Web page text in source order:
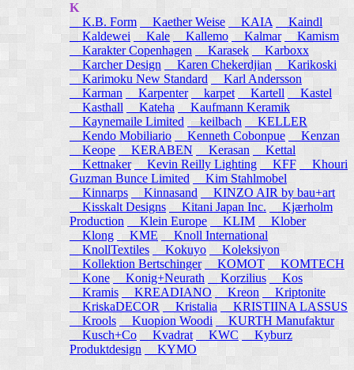
K
K.B. Form
Kaether Weise KAIA
Kaindl
Kaldewei
Kale Kallemo Kalmar
Kamism
Karakter Copenhagen
Karasek
Karboxx
Karcher Design
Karen Chekerdjian
Karikoski
Karimoku New Standard
Karl Andersson
Karman
Karpenter karpet Kartell
Kastel
Kasthall
Kateha
Kaufmann Keramik
Kaynemaile Limited keilbach
KELLER
Kendo Mobiliario
Kenneth Cobonpue
Kenzan
Keope
KERABEN Kerasan
Kettal
Kettnaker Kevin Reilly Lighting KFF
Khouri
Guzman Bunce Limited
Kim Stahlmobel
Kinnarps
Kinnasand
KINZO AIR by bau+art
Kisskalt Designs
Kitani Japan Inc.
Kjærholm
Production
Klein Europe KLIM
Klober
Klong
KME
Knoll International
KnollTextiles
Kokuyo
Koleksiyon
Kollektion Bertschinger KOMOT
KOMTECH
Kone
Konig+Neurath Korzilius
Kos
Kramis
KREADIANO Kreon
Kriptonite
KriskaDECOR
Kristalia
KRISTIINA LASSUS
Krools
Kuopion Woodi
KURTH Manufaktur
Kusch+Co
Kvadrat KWC
Kyburz
Produktdesign
KYMO